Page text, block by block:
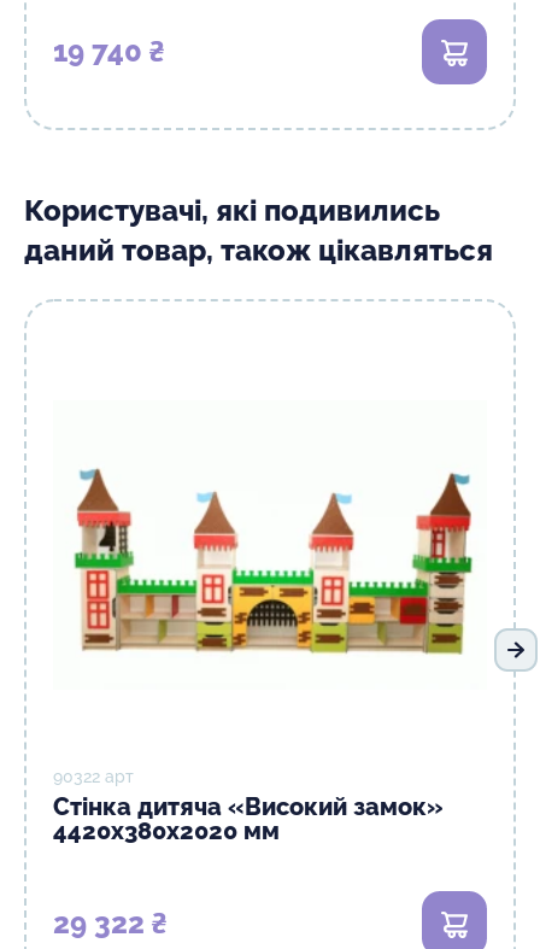
19 740 ₴ В кошик
Користувачі, які подивились
даний товар, також цікавляться
90322 арт
Стінка дитяча «Високий замок»
4420х380х2020 мм
29 322 ₴ В кошик